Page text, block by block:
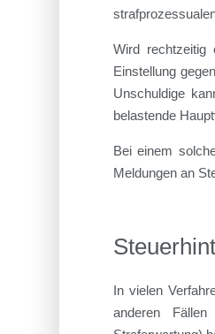
Wird rechtzeitig
Einstellung
Unschuldige
belastende
Bei einem
Meldungen an
In vielen
anderen